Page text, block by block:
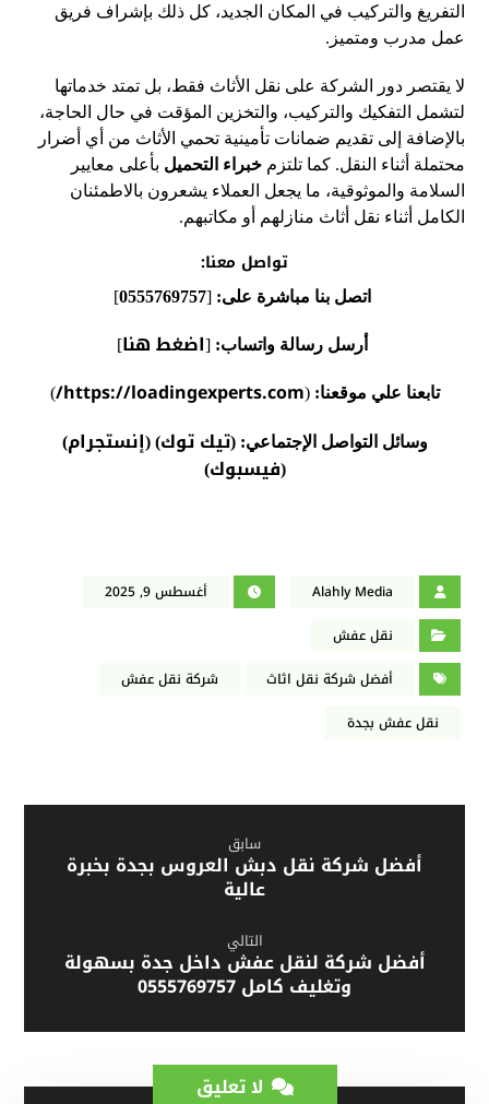
التفريغ والتركيب في المكان الجديد، كل ذلك بإشراف فريق
عمل مدرب ومتميز.
لا يقتصر دور الشركة على نقل الأثاث فقط، بل تمتد خدماتها
لتشمل التفكيك والتركيب، والتخزين المؤقت في حال الحاجة،
بالإضافة إلى تقديم ضمانات تأمينية تحمي الأثاث من أي أضرار
محتملة أثناء النقل. كما تلتزمخبراء التحميل بأعلى معايير
السلامة والموثوقية، ما يجعل العملاء يشعرون بالاطمئنان
الكامل أثناء نقل أثاث منازلهم أو مكاتبهم.
تواصل معنا:
اتصل بنا مباشرة على: [
0555769757
]
أرسل رسالة واتساب: [اضغط هنا]
تابعنا علي موقعنا: (
https://loadingexperts.com/
)
وسائل التواصل الإجتماعي: (تيك توك) (إنستجرام)
(فيسبوك)
Alahly Media
أغسطس 9, 2025
نقل عفش
أفضل شركة نقل اثاث
شركة نقل عفش
نقل عفش بجدة
سابق
أفضل شركة نقل دبش العروس بجدة بخبرة
عالية
التالي
أفضل شركة لنقل عفش داخل جدة بسهولة
وتغليف كامل 0555769757
لا تعليق